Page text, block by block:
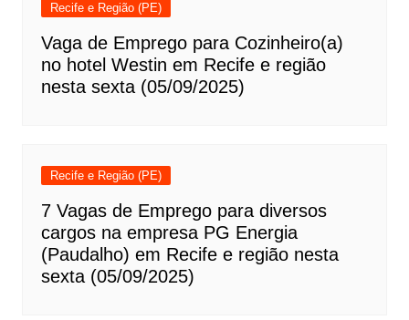
Recife e Região (PE)
Vaga de Emprego para Cozinheiro(a)
no hotel Westin em Recife e região
nesta sexta (05/09/2025)
Recife e Região (PE)
7 Vagas de Emprego para diversos
cargos na empresa PG Energia
(Paudalho) em Recife e região nesta
sexta (05/09/2025)